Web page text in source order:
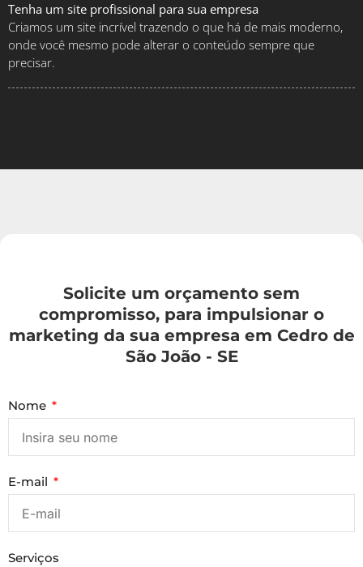
Tenha um site profissional para sua empresa
Criamos um site incrível trazendo o que há de mais moderno,
onde você mesmo pode alterar o conteúdo sempre que
precisar.
Solicite um orçamento sem
compromisso, para impulsionar o
marketing da sua empresa em Cedro de
São João - SE
Nome
E-mail
Serviços